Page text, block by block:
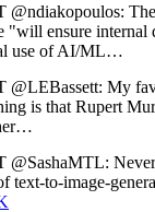
@ndiakopoulos:
"will ensure internal
use of AI/ML…
@LEBassett: My
is that Rupert
@SashaMTL:
text-to-image-